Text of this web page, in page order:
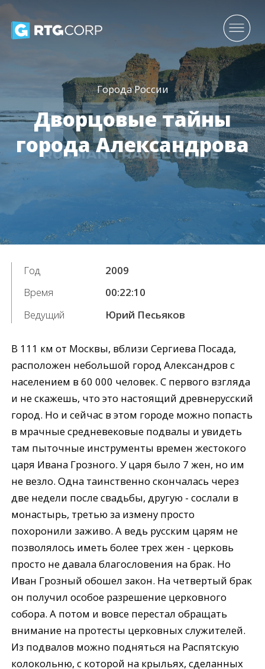
Города России
Дворцовые тайны
города Александрова
Год
2009
Время
00:22:10
Ведущий
Юрий Песьяков
В 111 км от Москвы, вблизи Сергиева Посада,
расположен небольшой город Александров с
населением в 60 000 человек. С первого взгляда
и не скажешь, что это настоящий древнерусский
город. Но и сейчас в этом городе можно попасть
в мрачные средневековые подвалы и увидеть
там пыточные инструменты времен жестокого
царя Ивана Грозного. У царя было 7 жен, но им
не везло. Одна таинственно скончалась через
две недели после свадьбы, другую - сослали в
монастырь, третью за измену просто
похоронили заживо. А ведь русским царям не
позволялось иметь более трех жен - церковь
просто не давала благословения на брак. Но
Иван Грозный обошел закон. На четвертый брак
он получил особое разрешение церковного
собора. А потом и вовсе перестал обращать
внимание на протесты церковных служителей.
Из подвалов можно подняться на Распятскую
колокольню, с которой на крыльях, сделанных